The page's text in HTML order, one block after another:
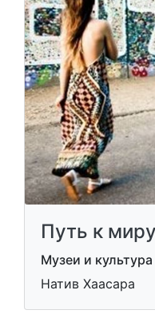
Путь к миру
Музеи и культура
Натив Хаасара